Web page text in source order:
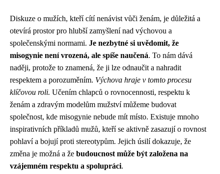
Diskuze o mužích, kteří cítí nenávist vůči ženám, je důležitá a
otevírá prostor pro hlubší zamyšlení nad výchovou a
společenskými normami. Je nezbytné si uvědomit, že
misogynie není vrozená, ale spíše naučená. To nám dává
naději, protože to znamená, že ji lze odnaučit a nahradit
respektem a porozuměním. Výchova hraje v tomto procesu
klíčovou roli. Učením chlapců o rovnocennosti, respektu k
ženám a zdravým modelům mužství můžeme budovat
společnost, kde misogynie nebude mít místo. Existuje mnoho
inspirativních příkladů mužů, kteří se aktivně zasazují o rovnost
pohlaví a bojují proti stereotypům. Jejich úsilí dokazuje, že
změna je možná a že budoucnost může být založena na
vzájemném respektu a spolupráci.